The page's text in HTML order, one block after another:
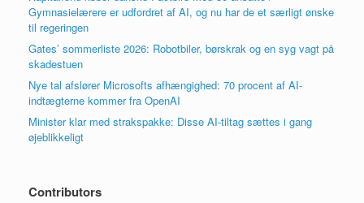
Gymnasielærere er udfordret af AI, og nu har de et særligt ønske
til regeringen
Gates’ sommerliste 2026: Robotbiler, børskrak og en syg vagt på
skadestuen
Nye tal afslører Microsofts afhængighed: 70 procent af AI-
indtægterne kommer fra OpenAI
Minister klar med strakspakke: Disse AI-tiltag sættes i gang
øjeblikkeligt
Contributors